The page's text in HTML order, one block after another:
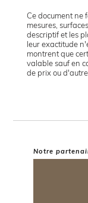
Ce document ne
mesures,
descriptif et les
leur exactitude
montrent que
valable sauf en
de prix ou
Notre